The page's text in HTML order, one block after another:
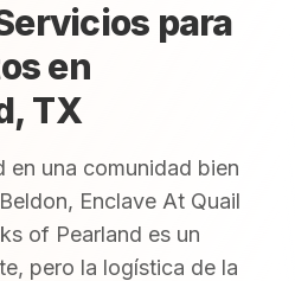
para
en
TX
en una comunidad bien
Enclave At Quail
of Pearland es un
pero la logística de la